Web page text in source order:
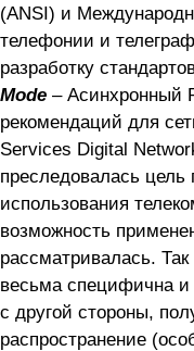
(ANSI) и
телефонии и
разработку
Mode – Асинхронный
рекомендаций для
Services Digital
преследовалась
использования
возможность
рассматривалась.
весьма специфична и
с другой стороны,
распространение